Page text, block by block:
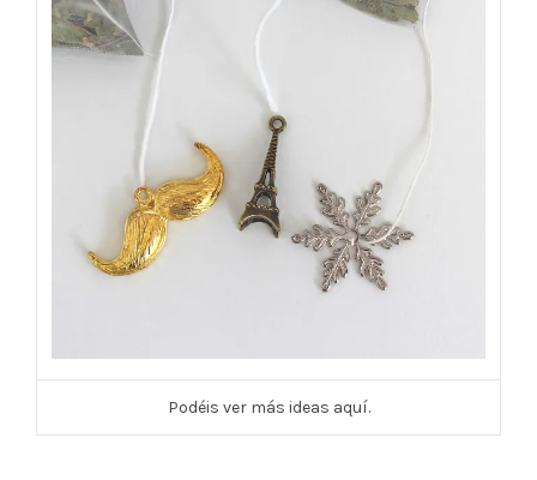
Podéis ver más ideas aquí.